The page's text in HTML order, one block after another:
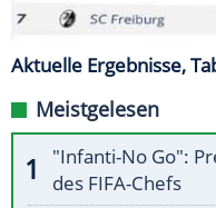
Aktuelle Ergebnisse,
Meistgelesen
"Infanti-No Go":
des FIFA-Chefs